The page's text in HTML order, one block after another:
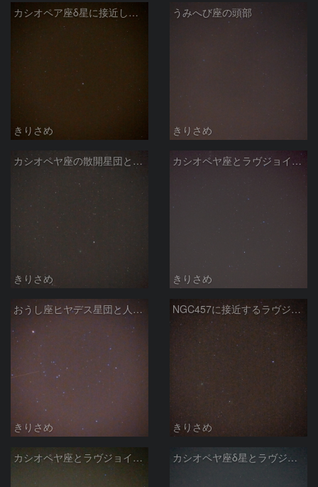
カシオペア座δ星に接近したラヴジョイ彗星
きりさめ
うみへび座の頭部
きりさめ
カシオペヤ座の散開星団とラヴジョイ彗星
きりさめ
カシオペヤ座とラヴジョイ彗星 ３月14日
きりさめ
おうし座ヒヤデス星団と人工天体
きりさめ
NGC457に接近するラヴジョイ彗星
きりさめ
カシオペヤ座とラヴジョイ彗星 ３月８日 カシオペヤ座δ星とラヴジョイ彗星